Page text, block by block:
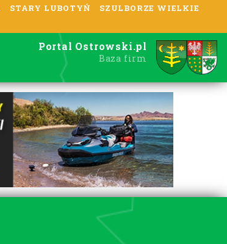
STARY LUBOTYŃ
SZULBORZE WIELKIE
Portal Ostrowski.pl
Baza firm